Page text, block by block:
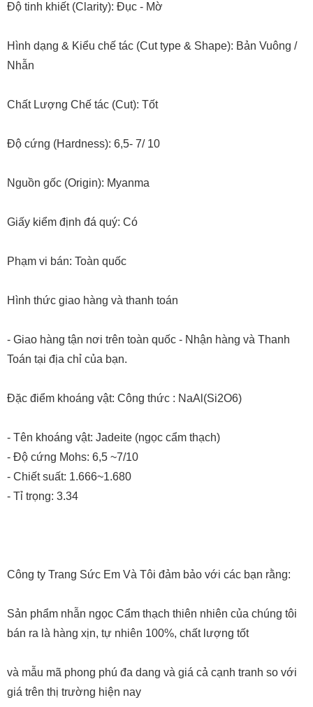
Độ tinh khiết (Clarity): Đục - Mờ
Hình dạng & Kiểu chế tác (Cut type & Shape): Bản Vuông /
Nhẫn
Chất Lượng Chế tác (Cut): Tốt
Độ cứng (Hardness): 6,5- 7/ 10
Nguồn gốc (Origin): Myanma
Giấy kiểm định đá quý: Có
Phạm vi bán: Toàn quốc
Hình thức giao hàng và thanh toán
- Giao hàng tận nơi trên toàn quốc - Nhận hàng và Thanh
Toán tại địa chỉ của bạn.
Đặc điểm khoáng vật: Công thức : NaAl(Si2O6)
- Tên khoáng vật: Jadeite (ngọc cẩm thạch)
- Độ cứng Mohs: 6,5 ~7/10
- Chiết suất: 1.666~1.680
- Tỉ trọng: 3.34
Công ty Trang Sức Em Và Tôi đảm bảo với các bạn rằng:
Sản phẩm nhẫn ngọc Cẩm thạch thiên nhiên của chúng tôi
bán ra là hàng xịn, tự nhiên 100%, chất lượng tốt
và mẫu mã phong phú đa dang và giá cả cạnh tranh so với
giá trên thị trường hiện nay